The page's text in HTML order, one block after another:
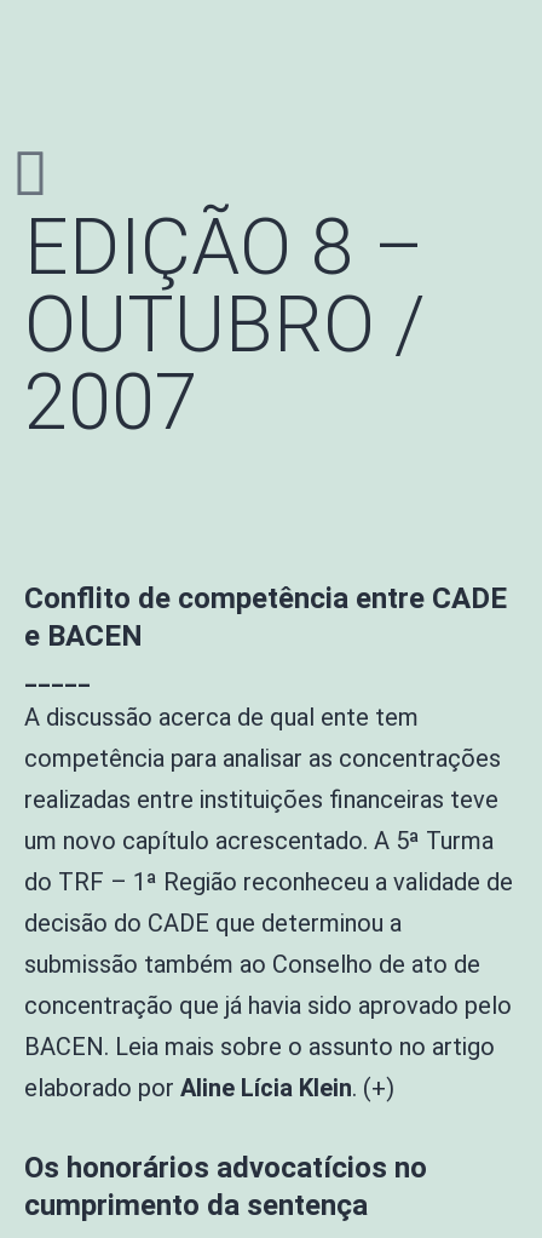
EDIÇÃO 8 –
OUTUBRO /
2007
Conflito de competência entre CADE
e BACEN
_____
A discussão acerca de qual ente tem
competência para analisar as concentrações
realizadas entre instituições financeiras teve
um novo capítulo acrescentado. A 5ª Turma
do TRF – 1ª Região reconheceu a validade de
decisão do CADE que determinou a
submissão também ao Conselho de ato de
concentração que já havia sido aprovado pelo
BACEN. Leia mais sobre o assunto no artigo
elaborado por Aline Lícia Klein. (+)
Os honorários advocatícios no
cumprimento da sentença